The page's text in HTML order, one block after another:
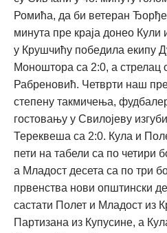
Ромића, да би ветеран Ђорђе
минута пре краја донео Кули
у Крушчићу победила екипу
Моноштора са 2:0, а стрелац
Рабреновић. Четврти наш
степену такмичења,
гостовању у Свилојеву
Тереквеша са 2:0. Кула и
пети на табели са по четири
а Младост десета са по три
првенства нови општински
састати Полет и Младост из
Партизана из Купусине, а